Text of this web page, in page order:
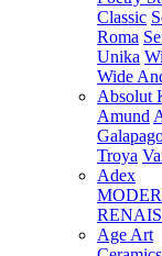
Classic
Roma
Unika
Wide
Absolut
Amund
Troya
Adex
Age Art